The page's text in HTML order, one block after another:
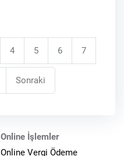
4 5 6 7
Sonraki
Online İşlemler
Online Vergi Ödeme